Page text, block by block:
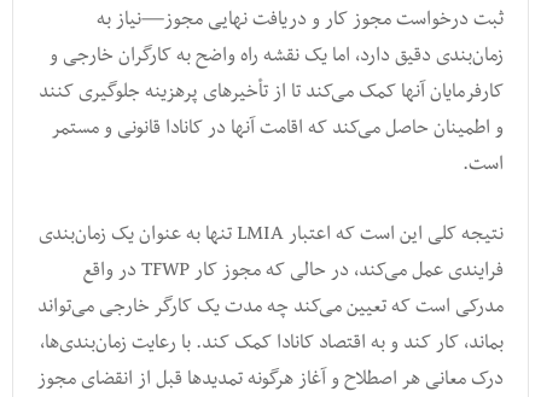
ثبت درخواست مجوز کار و دریافت نهایی مجوز—نیاز به
زمان‌بندی دقیق دارد، اما یک نقشه راه واضح به کارگران خارجی و
کارفرمایان آنها کمک می‌کند تا از تأخیرهای پرهزینه جلوگیری کنند
و اطمینان حاصل می‌کند که اقامت آنها در کانادا قانونی و مستمر
است.
نتیجه کلی این است که اعتبار LMIA تنها به عنوان یک زمان‌بندی
فرایندی عمل می‌کند، در حالی که مجوز کار TFWP در واقع
مدرکی است که تعیین می‌کند چه مدت یک کارگر خارجی می‌تواند
بماند، کار کند و به اقتصاد کانادا کمک کند. با رعایت زمان‌بندی‌ها،
درک معانی هر اصطلاح و آغاز هرگونه تمدیدها قبل از انقضای مجوز